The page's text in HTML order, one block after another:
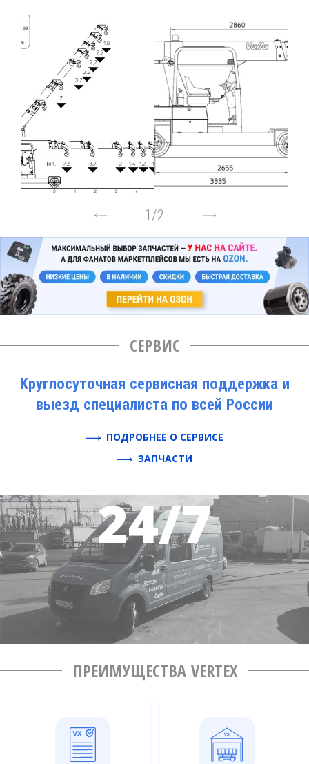
1/2
СЕРВИС
Круглосуточная сервисная поддержка и
выезд специалиста по всей России
ПОДРОБНЕЕ О СЕРВИСЕ
ЗАПЧАСТИ
ПРЕИМУЩЕСТВА VERTEX